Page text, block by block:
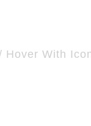
Hover With